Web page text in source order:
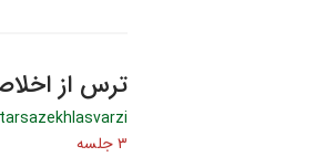
ترس از
۳ جلسه